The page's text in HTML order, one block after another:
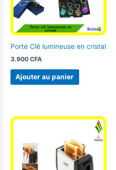
Porte Clé lumineuse en cristal
3.900CFA
Ajouter au panier